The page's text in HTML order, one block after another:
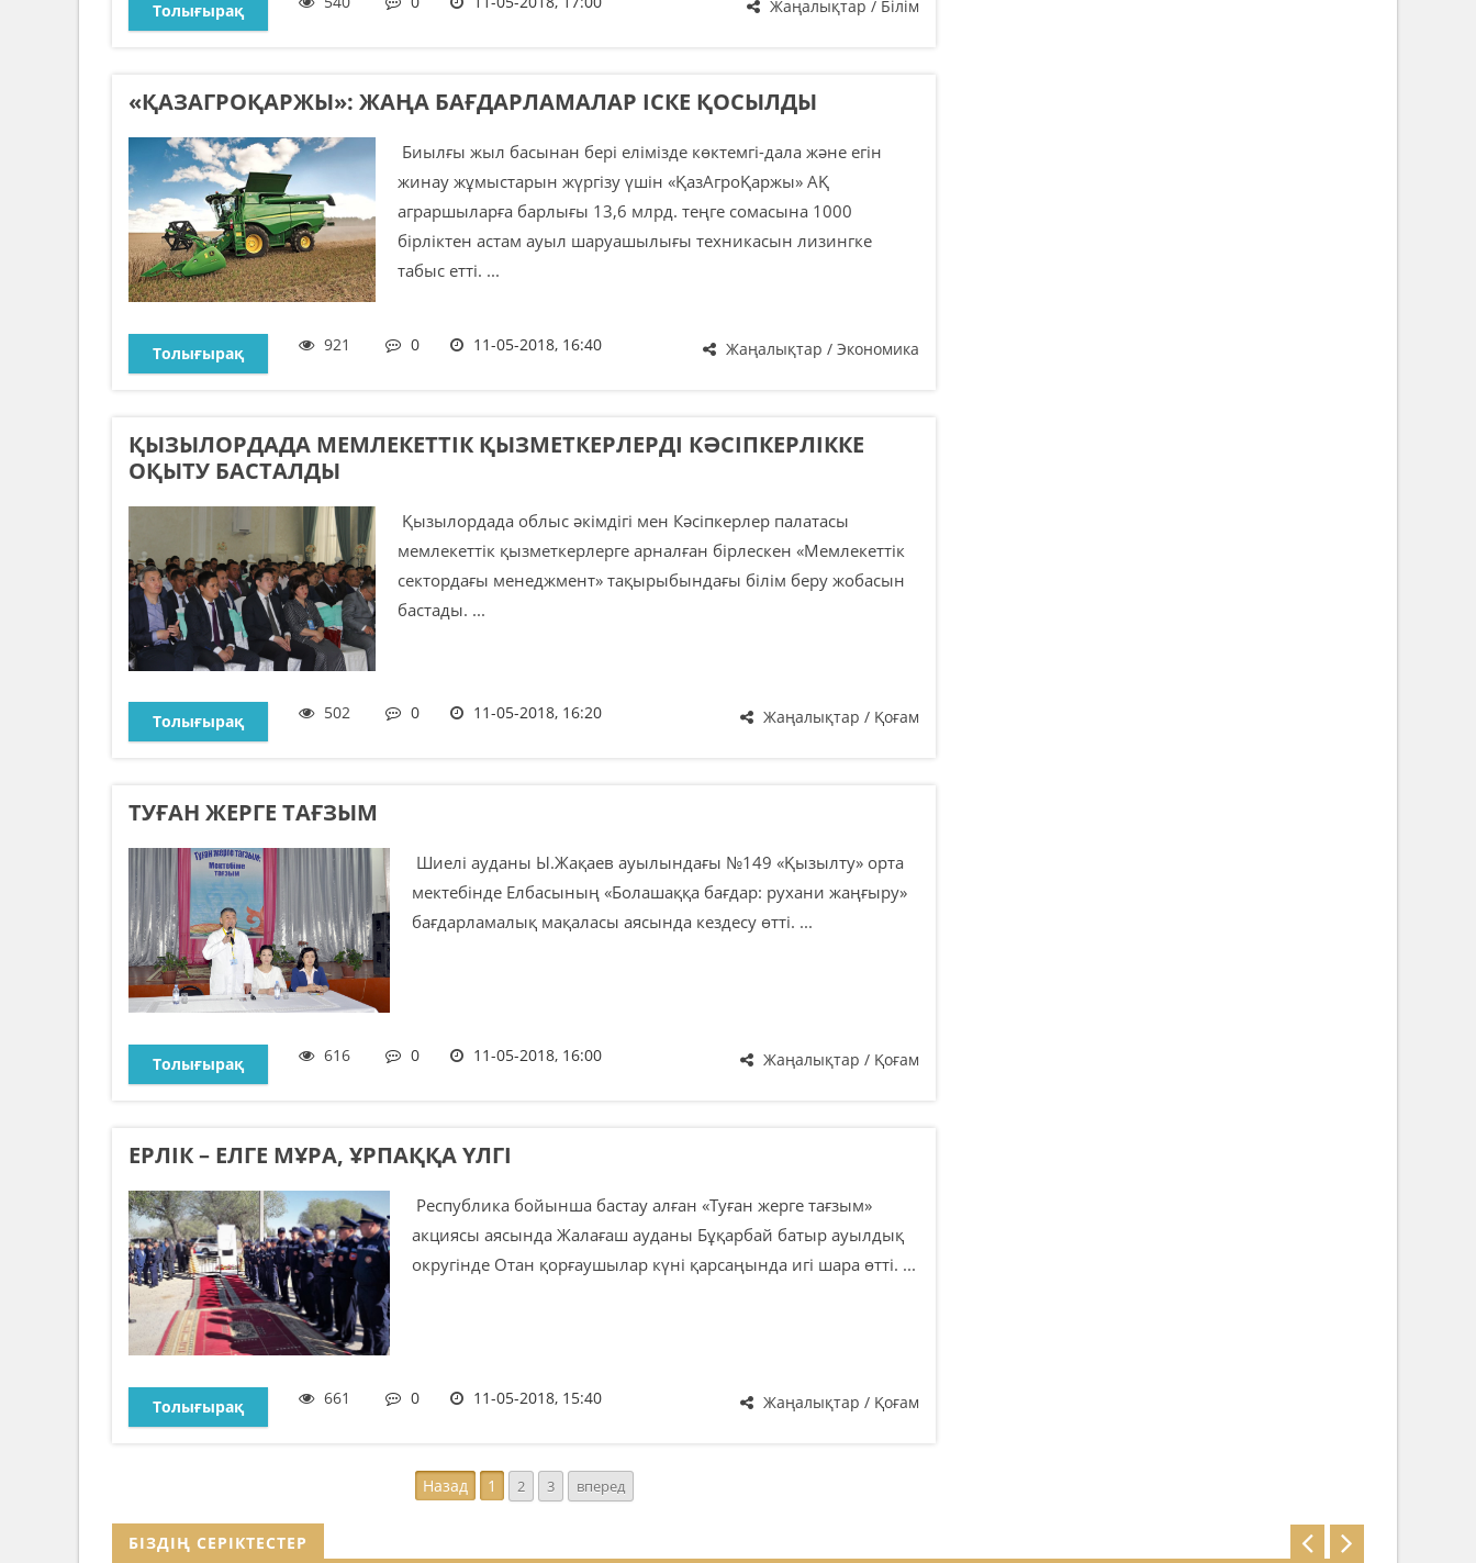
Жаңалықтар / Білім
Толығырақ
«ҚАЗАГРОҚАРЖЫ»: ЖАҢА БАҒДАРЛАМАЛАР ІСКЕ ҚОСЫЛДЫ
Биылғы жыл басынан бері елімізде көктемгі-дала және егін
жинау жұмыстарын жүргізу үшін «ҚазАгроҚаржы» АҚ
аграршыларға барлығы 13,6 млрд. теңге сомасына 1000
бірліктен астам ауыл шаруашылығы техникасын лизингке
табыс етті. ...
Жаңалықтар / Экономика
Толығырақ 921 0 11-05-2018, 16:40
ҚЫЗЫЛОРДАДА МЕМЛЕКЕТТІК ҚЫЗМЕТКЕРЛЕРДІ КӘСІПКЕРЛІККЕ
ОҚЫТУ БАСТАЛДЫ
Қызылордада облыс әкімдігі мен Кәсіпкерлер палатасы
мемлекеттік қызметкерлерге арналған бірлескен «Мемлекеттік
сектордағы менеджмент» тақырыбындағы білім беру жобасын
бастады. ...
Жаңалықтар / Қоғам
Толығырақ 502 0 11-05-2018, 16:20
ТУҒАН ЖЕРГЕ ТАҒЗЫМ
Шиелі ауданы Ы.Жақаев ауылындағы №149 «Қызылту» орта
мектебінде Елбасының «Болашаққа бағдар: рухани жаңғыру»
бағдарламалық мақаласы аясында кездесу өтті. ...
Жаңалықтар / Қоғам
Толығырақ 616 0 11-05-2018, 16:00
ЕРЛІК – ЕЛГЕ МҰРА, ҰРПАҚҚА ҮЛГІ
Республика бойынша бастау алған «Туған жерге тағзым»
акциясы аясында Жалағаш ауданы Бұқарбай батыр ауылдық
округінде Отан қорғаушылар күні қарсаңында игі шара өтті. ...
Жаңалықтар / Қоғам
Толығырақ 661 0 11-05-2018, 15:40
Назад 1 2 3 вперед
БІЗДІҢ СЕРІКТЕСТЕР